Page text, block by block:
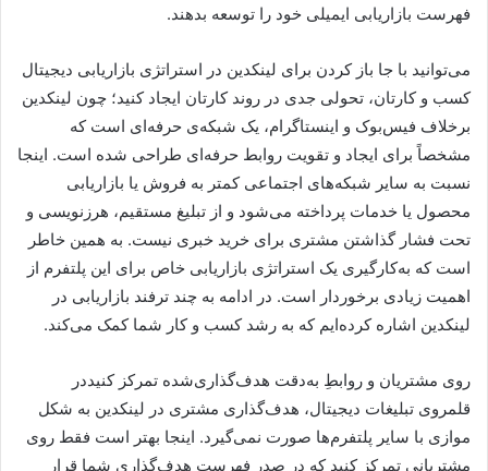
فهرست بازاریابی ایمیلی خود را توسعه بدهند.
می‌توانید با جا باز کردن برای لینکدین در استراتژی بازاریابی دیجیتال
کسب و کارتان، تحولی جدی در روند کارتان ایجاد کنید؛ چون لینکدین
برخلاف فیس‌بوک و اینستاگرام، یک شبکه‌ی حرفه‌ای است که
مشخصاً برای ایجاد و تقویت روابط حرفه‌ای طراحی شده است. اینجا
نسبت به سایر شبکه‌های اجتماعی کمتر به فروش یا بازاریابی
محصول یا خدمات پرداخته می‌شود و از تبلیغ مستقیم، هرزنویسی و
تحت فشار گذاشتن مشتری برای خرید خبری نیست. به همین خاطر
است که به‌کارگیری یک استراتژی بازاریابی خاص برای این پلتفرم از
اهمیت زیادی برخوردار است. در ادامه به چند ترفند بازاریابی در
لینکدین اشاره کرده‌ایم که به رشد کسب و کار شما کمک می‌کند.
روی مشتریان و روابطِ به‌دقت هدف‌گذاری‌شده تمرکز کنیددر
قلمروی تبلیغات دیجیتال، هدف‌گذاری مشتری در لینکدین به شکل
موازی با سایر پلتفرم‌ها صورت نمی‌گیرد. اینجا بهتر است فقط روی
مشتریانی تمرکز کنید که در صدر فهرست هدف‌گذاری شما قرار